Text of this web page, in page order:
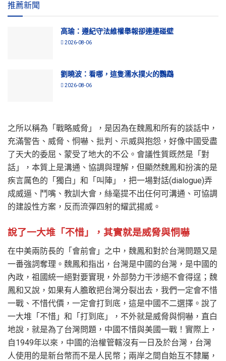
推薦新聞
高瑜：遵紀守法維權舉報卻連連碰壁
2026-08-06
劉曉波：看哪，這隻濡水撲火的鸚鵡
2026-08-06
之所以稱為「戰略威脅」，是因為在魏鳳和所有的談話中，
充滿警告、威脅、恫嚇、批判、示威與抱怨，好像中國受盡
了天大的委屈、蒙受了地大的不公。會議性質既然是「對
話」，本質上是溝通、協調與理解，但顯然魏鳳和扮演的是
疾言厲色的「獨白」和「叫陣」，把一場對話(dialogue)弄
成威逼、鬥嘴、教訓大會，絲毫提不出任何可溝通、可協調
的建設性方案，反而流彈四射的耀武揚威。
說了一大堆「不惜」，其實就是威脅與恫嚇
在中美兩防長的「會前會」之中，魏鳳和對於台灣問題又是
一番強詞奪理。魏鳳和指出，台灣是中國的台灣，是中國的
內政，祖國統一絕對要實現，外部勢力干涉絕不會得逞；魏
鳳和又說，如果有人膽敢把台灣分裂出去，我們一定會不惜
一戰、不惜代價，一定會打到底，這是中國不二選擇。說了
一大堆「不惜」和「打到底」，不外就是威脅與恫嚇，直白
地說，就是為了台灣問題，中國不惜與美國一戰！實際上，
自1949年以來，中國的治權管轄沒有一日及於台灣，台灣
人使用的是新台幣而不是人民幣；兩岸之間自始互不隸屬，